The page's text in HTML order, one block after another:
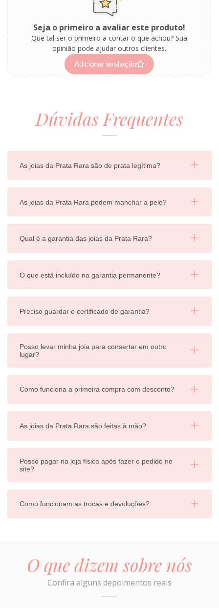
Seja o primeiro a avaliar este produto!
Que tal ser o primeiro a contar o que achou? Sua
opinião pode ajudar outros clientes.
Adicionar avaliação
Dúvidas Frequentes
As joias da Prata Rara são de prata legítima?
As joias da Prata Rara podem manchar a pele?
Qual é a garantia das joias da Prata Rara?
O que está incluído na garantia permanente?
Preciso guardar o certificado de garantia?
Posso levar minha joia para consertar em outro
lugar?
Como funciona a primeira compra com desconto?
As joias da Prata Rara são feitas à mão?
Posso pagar na loja física após fazer o pedido no
site?
Como funcionam as trocas e devoluções?
O que dizem sobre nós
Confira alguns depoimentos reais